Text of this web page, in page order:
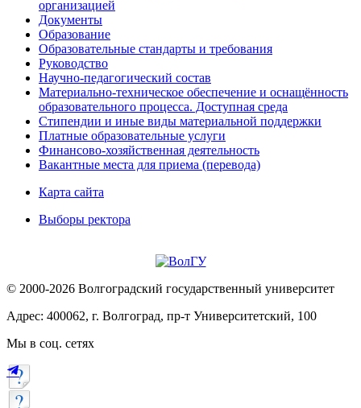
организацией
Документы
Образование
Образовательные стандарты и требования
Руководство
Научно-педагогический состав
Материально-техническое обеспечение и оснащённость
образовательного процесса. Доступная среда
Стипендии и иные виды материальной поддержки
Платные образовательные услуги
Финансово-хозяйственная деятельность
Вакантные места для приема (перевода)
Карта сайта
Выборы ректора
© 2000-2026 Волгоградский государственный университет
Адрес: 400062, г. Волгоград, пр-т Университетский, 100
Мы в соц. сетях